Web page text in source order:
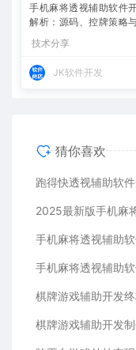
手机麻将透视辅助软件
解析：源码、控牌策略
技术分享
JK软件开发
猜你喜欢